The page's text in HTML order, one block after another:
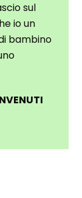
sul
io un
bambino